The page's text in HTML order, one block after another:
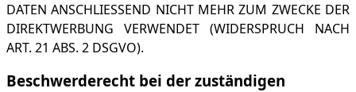
DATEN ANSCHLIESSEND NICHT MEHR ZUM ZWECKE DER
DIREKTWERBUNG VERWENDET (WIDERSPRUCH NACH
ART. 21 ABS. 2 DSGVO).
Beschwerde­recht bei der zuständigen